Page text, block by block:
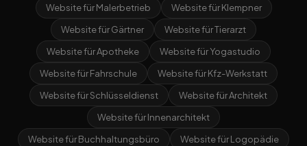
Website für Malerbetrieb
Website für Klempner
Website für Gärtner
Website für Tierarzt
Website für Apotheke
Website für Yogastudio
Website für Fahrschule
Website für Kfz-Werkstatt
Website für Schlüsseldienst
Website für Architekt
Website für Innenarchitekt
Website für Buchhaltungsbüro
Website für Logopädie